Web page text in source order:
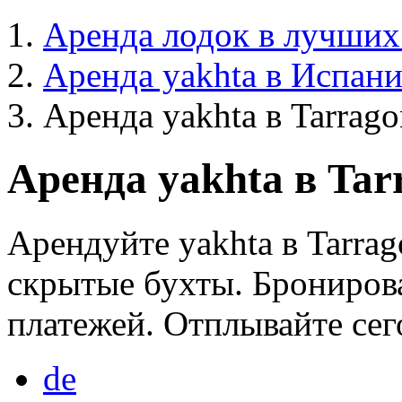
Аренда лодок в
Аренда yakhta в
Аренда yakhta в
Аренда yakhta в
Арендуйте yakhta в
скрытые бухты.
платежей. Отплывайте
de